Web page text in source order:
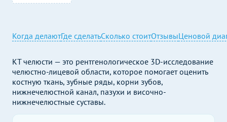
Когда делаютГде сделатьСколько стоитОтзывыЦеновой
КТ челюсти — это рентгенологическое 3D-исследование
челюстно-лицевой области, которое помогает оценить
костную ткань, зубные ряды, корни зубов,
нижнечелюстной канал, пазухи и височно-
нижнечелюстные суставы.